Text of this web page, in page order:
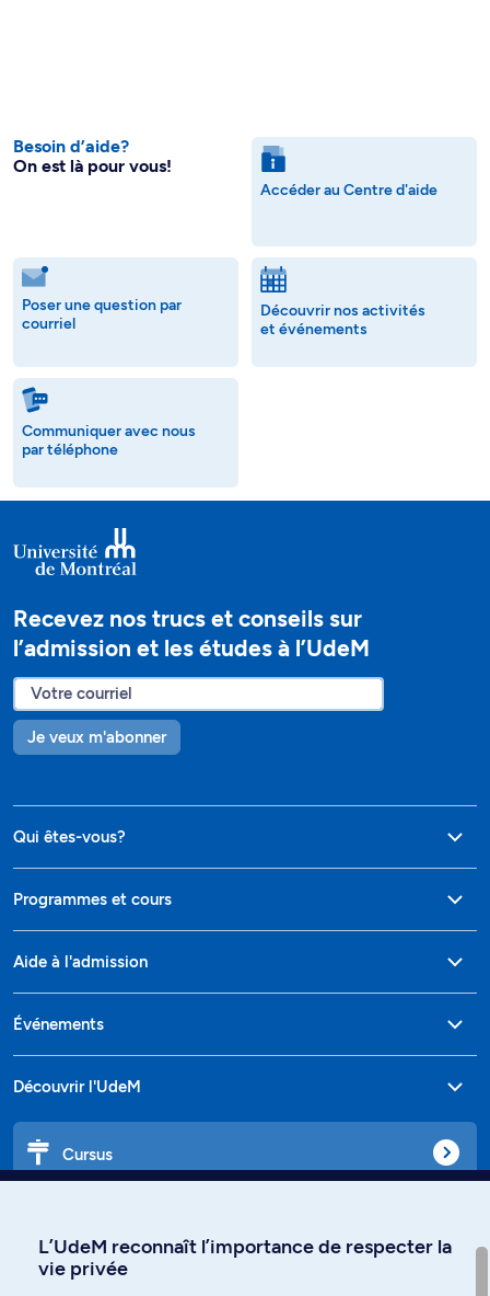
Besoin d’aide?
On est là pour vous!
Accéder au Centre d'aide
Poser une question par
courriel
Découvrir nos activités
et événements
Communiquer avec nous
par téléphone
Recevez nos trucs et conseils sur
l’admission et les études à l’UdeM
Je veux m'abonner
Qui êtes-vous?
Programmes et cours
Aide à l'admission
Événements
Découvrir l'UdeM
Cursus
L’UdeM reconnaît l’importance de respecter la
vie privée